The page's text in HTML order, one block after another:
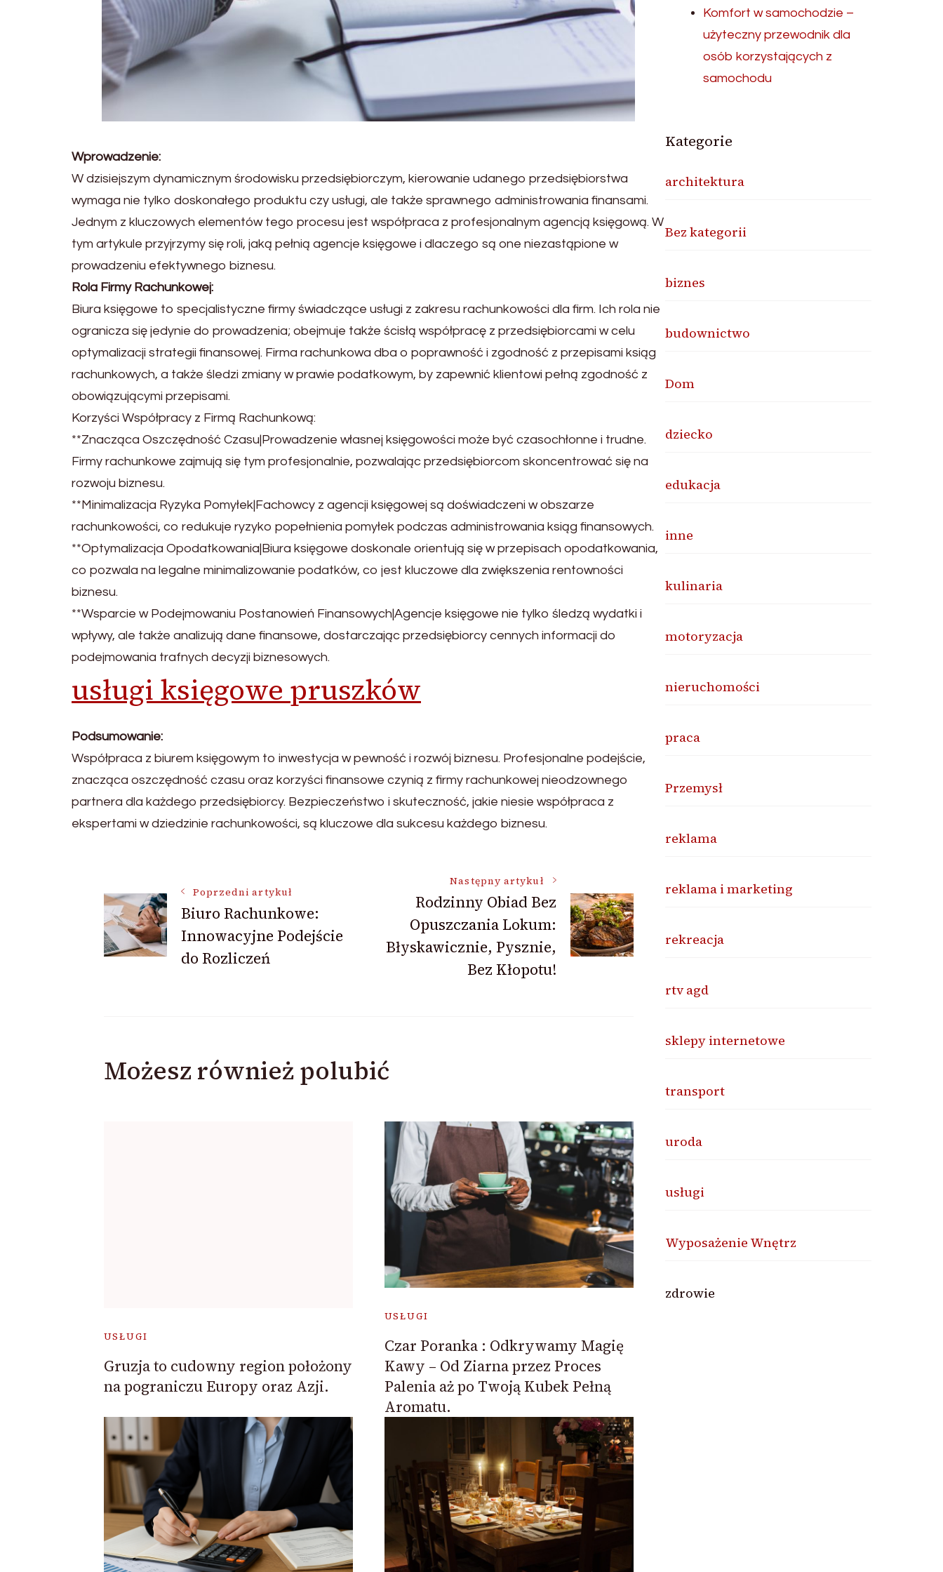
Wprowadzenie:
W dzisiejszym dynamicznym środowisku przedsiębiorczym, kierowanie udanego przedsiębiorstwa
wymaga nie tylko doskonałego produktu czy usługi, ale także sprawnego administrowania finansami.
Jednym z kluczowych elementów tego procesu jest współpraca z profesjonalnym agencją księgową. W
tym artykule przyjrzymy się roli, jaką pełnią agencje księgowe i dlaczego są one niezastąpione w
prowadzeniu efektywnego biznesu.
Rola Firmy Rachunkowej:
Biura księgowe to specjalistyczne firmy świadczące usługi z zakresu rachunkowości dla firm. Ich rola nie
ogranicza się jedynie do prowadzenia; obejmuje także ścisłą współpracę z przedsiębiorcami w celu
optymalizacji strategii finansowej. Firma rachunkowa dba o poprawność i zgodność z przepisami ksiąg
rachunkowych, a także śledzi zmiany w prawie podatkowym, by zapewnić klientowi pełną zgodność z
obowiązującymi przepisami.
Korzyści Współpracy z Firmą Rachunkową:
**Znacząca Oszczędność Czasu|Prowadzenie własnej księgowości może być czasochłonne i trudne.
Firmy rachunkowe zajmują się tym profesjonalnie, pozwalając przedsiębiorcom skoncentrować się na
rozwoju biznesu.
**Minimalizacja Ryzyka Pomyłek|Fachowcy z agencji księgowej są doświadczeni w obszarze
rachunkowości, co redukuje ryzyko popełnienia pomyłek podczas administrowania ksiąg finansowych.
**Optymalizacja Opodatkowania|Biura księgowe doskonale orientują się w przepisach opodatkowania,
co pozwala na legalne minimalizowanie podatków, co jest kluczowe dla zwiększenia rentowności
biznesu.
**Wsparcie w Podejmowaniu Postanowień Finansowych|Agencje księgowe nie tylko śledzą wydatki i
wpływy, ale także analizują dane finansowe, dostarczając przedsiębiorcy cennych informacji do
podejmowania trafnych decyzji biznesowych.
usługi księgowe pruszków
Podsumowanie:
Współpraca z biurem księgowym to inwestycja w pewność i rozwój biznesu. Profesjonalne podejście,
znacząca oszczędność czasu oraz korzyści finansowe czynią z firmy rachunkowej nieodzownego
partnera dla każdego przedsiębiorcy. Bezpieczeństwo i skuteczność, jakie niesie współpraca z
ekspertami w dziedzinie rachunkowości, są kluczowe dla sukcesu każdego biznesu.
Nawigacja
wpisu
Poprzedni artykuł
Biuro Rachunkowe:
Innowacyjne Podejście
do Rozliczeń
Następny artykuł
Rodzinny Obiad Bez
Opuszczania Lokum:
Błyskawicznie, Pysznie,
Bez Kłopotu!
Możesz również polubić
USŁUGI
Gruzja to cudowny region położony
na pograniczu Europy oraz Azji.
USŁUGI
Czar Poranka : Odkrywamy Magię
Kawy – Od Ziarna przez Proces
Palenia aż po Twoją Kubek Pełną
Aromatu.
Komfort w samochodzie –
użyteczny przewodnik dla
osób korzystających z
samochodu
Kategorie
architektura
Bez kategorii
biznes
budownictwo
Dom
dziecko
edukacja
inne
kulinaria
motoryzacja
nieruchomości
praca
Przemysł
reklama
reklama i marketing
rekreacja
rtv agd
sklepy internetowe
transport
uroda
usługi
Wyposażenie Wnętrz
zdrowie